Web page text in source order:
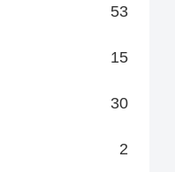
53
15
30
2